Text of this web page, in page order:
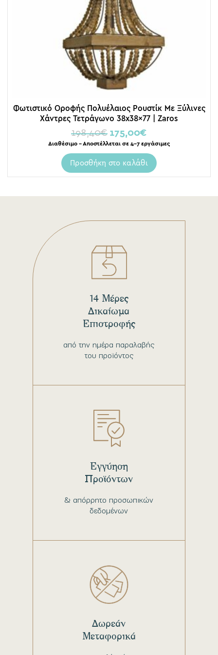
Φωτιστικό Οροφής Πολυέλαιος Ρουστίκ Με Ξύλινες
Χάντρες Τετράγωνο 38x38x77 | Zaros
198,40€ 175,00€
Διαθέσιμο – Αποστέλλεται σε 4-7 εργάσιμες
Προσθήκη στο καλάθι
από την ημέρα παραλαβής
του προϊόντος
14 Μέρες
Δικαίωμα
Επιστροφής
& απόρρητο προσωπικών
δεδομένων
Εγγύηση
Προϊόντων
Δωρεάν
Μεταφορικά